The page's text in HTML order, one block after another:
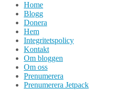
Home
Blogg
Donera
Hem
Integritetspolicy
Kontakt
Om bloggen
Om oss
Prenumerera
Prenumerera Jetpack